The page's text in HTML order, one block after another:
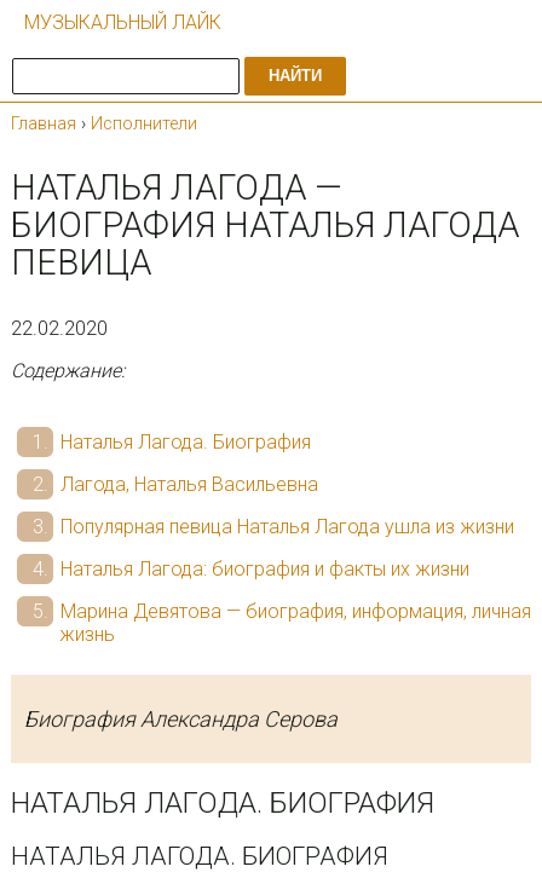
МУЗЫКАЛЬНЫЙ ЛАЙК
НАЙТИ
Главная › Исполнители
НАТАЛЬЯ ЛАГОДА —
БИОГРАФИЯ НАТАЛЬЯ ЛАГОДА
ПЕВИЦА
22.02.2020
Содержание:
Наталья Лагода. Биография
Лагода, Наталья Васильевна
Популярная певица Наталья Лагода ушла из жизни
Наталья Лагода: биография и факты их жизни
Марина Девятова — биография, информация, личная
жизнь
Биография Александра Серова
НАТАЛЬЯ ЛАГОДА. БИОГРАФИЯ
НАТАЛЬЯ ЛАГОДА. БИОГРАФИЯ